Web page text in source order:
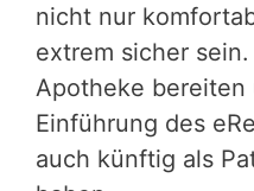
nicht nur
extrem sicher
Apotheke bereiten
Einführung des
auch künftig als